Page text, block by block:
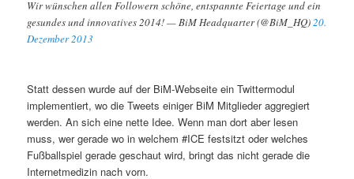
Wir wünschen allen Followern schöne, entspannte Feiertage und ein
gesundes und innovatives 2014! — BiM Headquarter (@BiM_HQ)20.
Dezember 2013
Statt dessen wurde auf der BiM-Webseite ein Twittermodul
implementiert, wo die Tweets einiger BiM Mitglieder aggregiert
werden. An sich eine nette Idee. Wenn man dort aber lesen
muss, wer gerade wo in welchem #ICE festsitzt oder welches
Fußballspiel gerade geschaut wird, bringt das nicht gerade die
Internetmedizin nach vorn.